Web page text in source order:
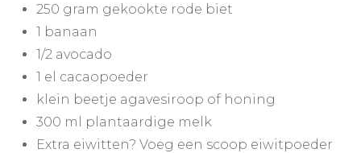
250 gram gekookte rode biet
1 banaan
1/2 avocado
1 el cacaopoeder
klein beetje agavesiroop of honing
300 ml plantaardige melk
Extra eiwitten? Voeg een scoop eiwitpoeder